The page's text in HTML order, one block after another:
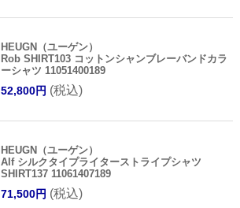
HEUGN（ユーゲン）
Rob SHIRT103 コットンシャンブレーバンドカラ
ーシャツ 11051400189
52,800円 (税込)
HEUGN（ユーゲン）
Alf シルクタイプライターストライプシャツ
SHIRT137 11061407189
71,500円 (税込)